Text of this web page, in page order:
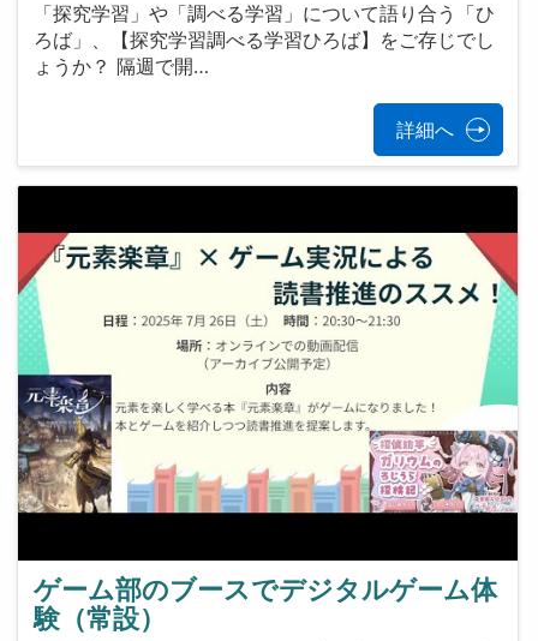
「探究学習」や「調べる学習」について語り合う「ひ
ろば」、【探究学習調べる学習ひろば】をご存じでし
ょうか？ 隔週で開…
詳細へ
ゲーム部のブースでデジタルゲーム体
験（常設）